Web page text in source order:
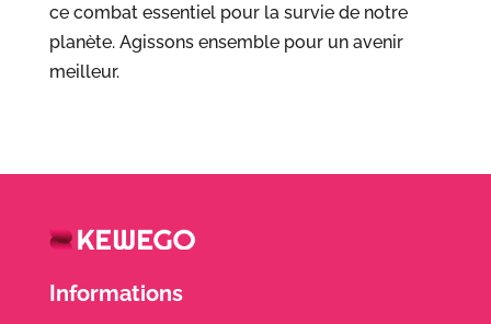
ce combat essentiel pour la survie de notre
planète. Agissons ensemble pour un avenir
meilleur.
Informations